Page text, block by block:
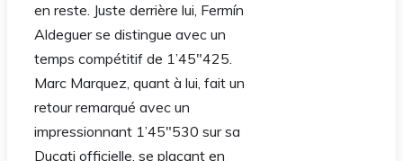
en reste. Juste derrière lui, Fermín
Aldeguer se distingue avec un
temps compétitif de 1’45″425.
Marc Marquez, quant à lui, fait un
retour remarqué avec un
impressionnant 1’45″530 sur sa
Ducati officielle, se plaçant en